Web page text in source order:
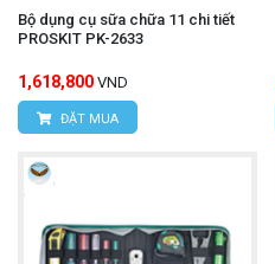
Bộ dụng cụ sữa chữa 11 chi tiết
PROSKIT PK-2633
1,618,800 VND
ĐẶT MUA